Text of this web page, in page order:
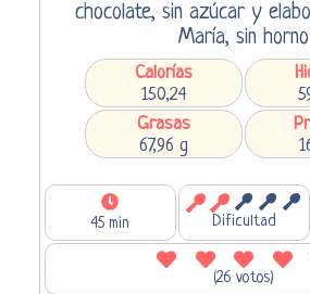
chocolate, sin azúcar y
María, sin horno
Calorías
150,24
Grasas
67,96 g
45 min Dificultad
(26 votos)